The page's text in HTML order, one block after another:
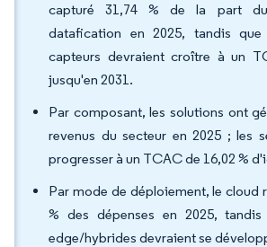
capturé 31,74 % de la part
datafication en 2025, tandis
capteurs devraient croître à un
jusqu'en 2031.
Par composant, les solutions ont
revenus du secteur en 2025 ; les
progresser à un TCAC de 16,02 %
Par mode de déploiement, le cloud
% des dépenses en 2025,
edge/hybrides devraient se